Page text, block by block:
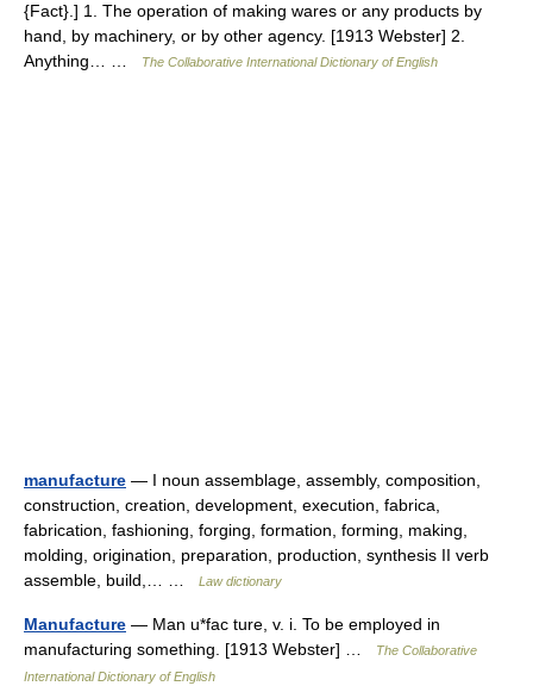
{Fact}.] 1. The operation of making wares or any products by
hand, by machinery, or by other agency. [1913 Webster] 2.
Anything… …
The Collaborative International Dictionary of English
manufacture — I noun assemblage, assembly, composition,
construction, creation, development, execution, fabrica,
fabrication, fashioning, forging, formation, forming, making,
molding, origination, preparation, production, synthesis II verb
assemble, build,… …
Law dictionary
Manufacture — Man u*fac ture, v. i. To be employed in
manufacturing something. [1913 Webster] …
The Collaborative
International Dictionary of English